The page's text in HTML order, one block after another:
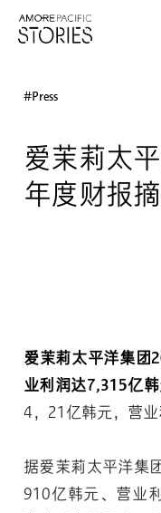
#Press
爱茉莉太
年度财报
爱茉莉太平洋集团
业利润达7,315亿
4，21亿韩元，营
据爱茉莉太平洋集
910亿韩元、营业